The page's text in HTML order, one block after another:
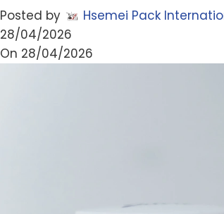
Posted by
Hsemei Pack
28/04/2026
On 28/04/2026